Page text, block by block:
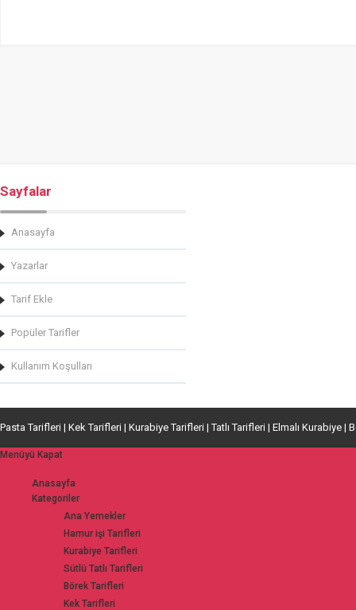
Sayfalar
Anasayfa
Yazarlar
Tarif Ekle
Popüler Tarifler
Kullanım Koşulları
Pasta Tarifleri | Kek Tarifleri | Kurabiye Tarifleri | Tatlı Tarifleri | Elmalı Kurabiye |
Menüyü Kapat
Anasayfa
Kategoriler
Ana Yemekler
Hamur işi Tarifleri
Kurabiye Tarifleri
Sütlü Tatlı Tarifleri
Börek Tarifleri
Kek Tarifleri